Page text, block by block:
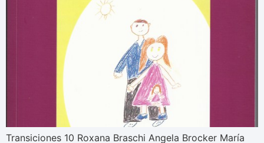
Transiciones 10 Roxana Braschi Angela Brocker María